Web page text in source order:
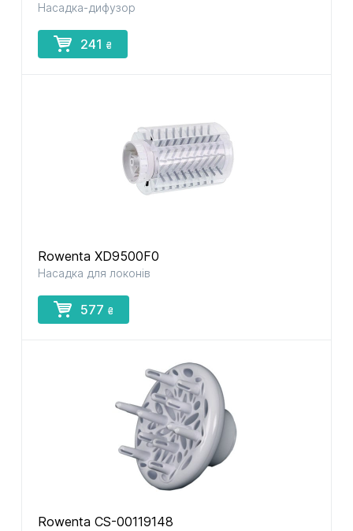
Насадка-дифузор
241 ₴
Rowenta XD9500F0
Насадка для локонів
577 ₴
Rowenta CS-00119148